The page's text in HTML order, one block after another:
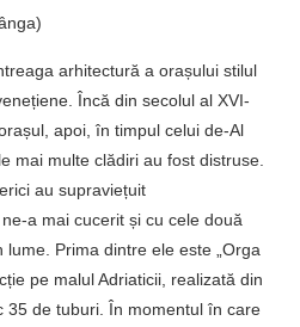
arhitectură a orașului stilul
Încă din secolul al XVI-
apoi, în timpul celui de-Al
mai multe clădiri au fost distruse.
au supraviețuit
a mai cucerit și cu cele două
Prima dintre ele este „Orga
pe malul Adriaticii, realizată din
35 de tuburi. În momentul în care